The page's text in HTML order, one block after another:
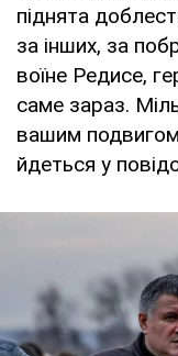
піднята
за інших, за
воїне Редисе,
саме зараз.
вашим подвигом
йдеться у